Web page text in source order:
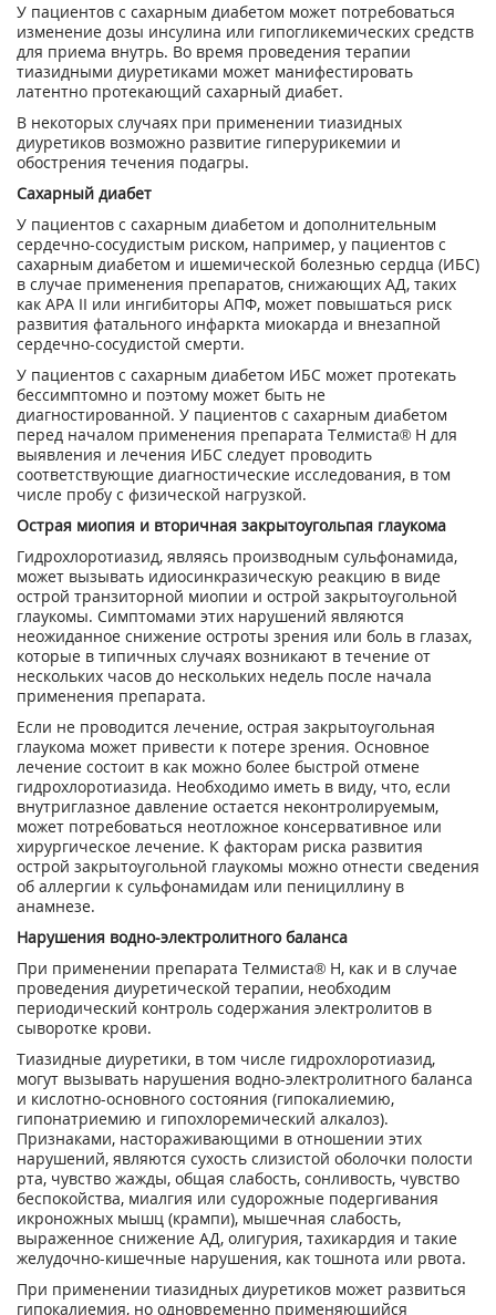
У пациентов с сахарным диабетом может потребоваться
изменение дозы инсулина или гипогликемических средств
для приема внутрь. Во время проведения терапии
тиазидными диуретиками может манифестировать
латентно протекающий сахарный диабет.
В некоторых случаях при применении тиазидных
диуретиков возможно развитие гиперурикемии и
обострения течения подагры.
Сахарный диабет
У пациентов с сахарным диабетом и дополнительным
сердечно-сосудистым риском, например, у пациентов с
сахарным диабетом и ишемической болезнью сердца (ИБС)
в случае применения препаратов, снижающих АД, таких
как АРА II или ингибиторы АПФ, может повышаться риск
развития фатального инфаркта миокарда и внезапной
сердечно-­сосудистой смерти.
У пациентов с сахарным диабетом ИБС может протекать
бессимптомно и поэтому может быть не
диагностированной. У пациентов с сахарным диабетом
перед началом применения препарата Телмиста® Н для
выявления и лечения ИБС следует проводить
соответствующие диагностические исследования, в том
числе пробу с физической нагрузкой.
Острая миопия и вторичная закрытоугольпая глаукома
Гидрохлоротиазид, являясь производным сульфонамида,
может вызывать идиосинкразическую реакцию в виде
острой транзиторной миопии и острой закрытоугольной
глаукомы. Симптомами этих нарушений являются
неожиданное снижение остроты зрения или боль в глазах,
которые в типичных случаях возникают в течение от
нескольких часов до нескольких недель после начала
применения препарата.
Если не проводится лечение, острая закрытоугольная
глаукома может привести к потере зрения. Основное
лечение состоит в как можно более быстрой отмене
гидрохлоротиазида. Необходимо иметь в виду, что, если
внутриглазное давление остается неконтролируемым,
может потребоваться неотложное консервативное или
хирургическое лечение. К факторам риска развития
острой закрытоугольной глаукомы можно отнести сведения
об аллергии к сульфонамидам или пенициллину в
анамнезе.
Нарушения водно-электролитного баланса
При применении препарата Телмиста® Н, как и в случае
проведения диуретической терапии, необходим
периодический контроль содержания электролитов в
сыворотке крови.
Тиазидные диуретики, в том числе гидрохлоротиазид,
могут вызывать нарушения водно-­электролитного баланса
и кислотно-основного состояния (гипокалиемию,
гипонатриемию и гипохлоремический алкалоз).
Признаками, настораживающими в отношении этих
нарушений, являются сухость слизистой оболочки полости
рта, чувство жажды, общая слабость, сонливость, чувство
беспокойства, миалгия или судорожные подергивания
икроножных мышц (крампи), мышечная слабость,
выраженное снижение АД, олигурия, тахикардия и такие
желудочно-кишечные нарушения, как тошнота или рвота.
При применении тиазидных диуретиков может развиться
гипокалиемия, но одновременно применяющийся